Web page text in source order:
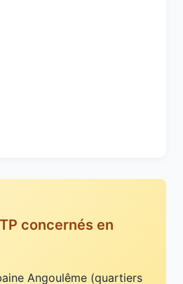
concernés en
Angoulême (quartiers